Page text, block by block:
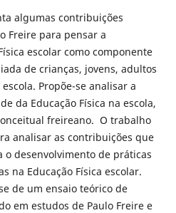
algumas contribuições
Freire para pensar a
escolar como componente
de crianças, jovens, adultos
Propõe-se analisar a
da Educação Física na escola,
freireano. O trabalho
analisar as contribuições que
o desenvolvimento de práticas
na Educação Física escolar.
de um ensaio teórico de
em estudos de Paulo Freire e